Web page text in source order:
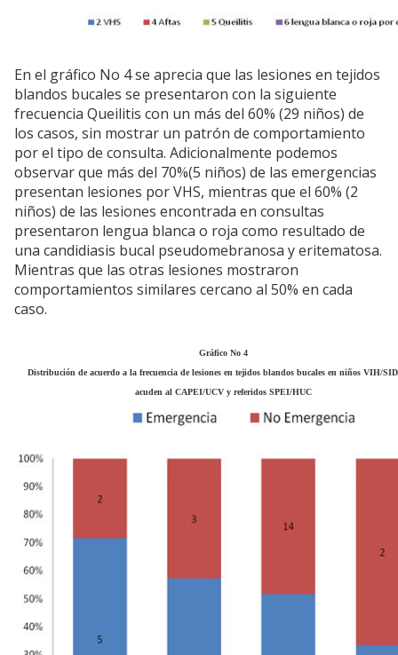
En el gráfico No 4 se aprecia que las lesiones en tejidos
blandos bucales se presentaron con la siguiente
frecuencia Queilitis con un más del 60% (29 niños) de
los casos, sin mostrar un patrón de comportamiento
por el tipo de consulta. Adicionalmente podemos
observar que más del 70%(5 niños) de las emergencias
presentan lesiones por VHS, mientras que el 60% (2
niños) de las lesiones encontrada en consultas
presentaron lengua blanca o roja como resultado de
una candidiasis bucal pseudomebranosa y eritematosa.
Mientras que las otras lesiones mostraron
comportamientos similares cercano al 50% en cada
caso.
Gráfico No 4
Distribución de acuerdo a la frecuencia de lesiones en tejidos blandos bucales en niños VIH/
acuden al CAPEI/UCV y referidos SPEI/HUC